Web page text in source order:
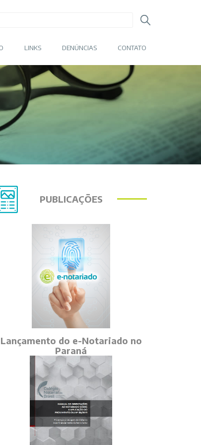
LINKS DENÚNCIAS CONTATO
PUBLICAÇÕES
Lançamento do e-Notariado no
Paraná